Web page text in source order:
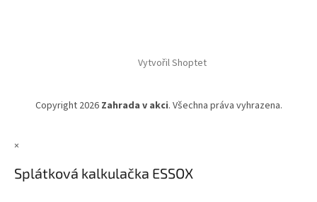
Vytvořil Shoptet
Copyright 2026 Zahrada v akci. Všechna práva vyhrazena.
×
Splátková kalkulačka ESSOX